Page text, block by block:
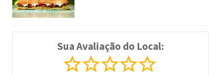
Sua Avaliação do Local: